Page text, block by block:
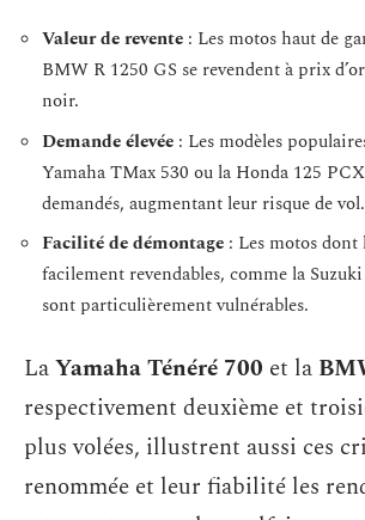
Valeur de revente : Les motos haut de
BMW R 1250 GS se revendent à prix
noir.
Demande élevée : Les modèles
Yamaha TMax 530 ou la Honda 125
demandés, augmentant leur risque de vol.
Facilité de démontage : Les motos dont
facilement revendables, comme la
sont particulièrement vulnérables.
LaYamaha Ténéré 700 et la
respectivement deuxième et
plus volées, illustrent aussi ces
renommée et leur fiabilité les